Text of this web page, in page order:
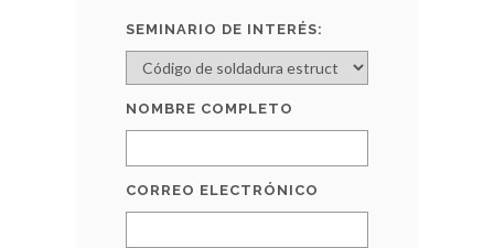
SEMINARIO DE INTERÉS:
NOMBRE COMPLETO
CORREO ELECTRÓNICO